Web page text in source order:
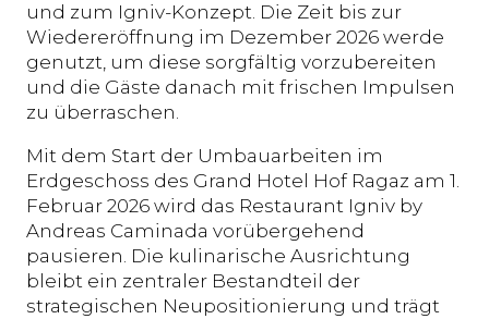
und zum Igniv-Konzept. Die Zeit bis zur
Wiedereröffnung im Dezember 2026 werde
genutzt, um diese sorgfältig vorzubereiten
und die Gäste danach mit frischen Impulsen
zu überraschen.
Mit dem Start der Umbauarbeiten im
Erdgeschoss des Grand Hotel Hof Ragaz am 1.
Februar 2026 wird das Restaurant Igniv by
Andreas Caminada vorübergehend
pausieren. Die kulinarische Ausrichtung
bleibt ein zentraler Bestandteil der
strategischen Neupositionierung und trägt